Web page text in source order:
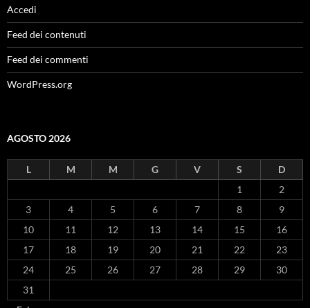
Accedi
Feed dei contenuti
Feed dei commenti
WordPress.org
AGOSTO 2026
L M M G V S
D
1
2
3
4 5 6 7 8
9
10
11 12 13 14 15
16
17
18 19 20 21 22
23
24
25 26 27 28 29
30
31